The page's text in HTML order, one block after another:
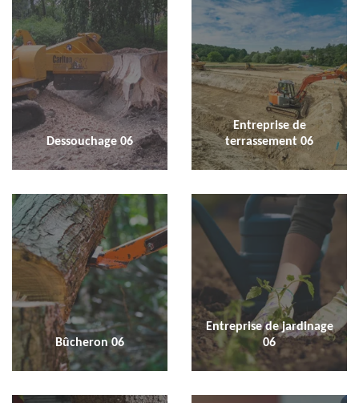
Dessouchage 06
Entreprise de
terrassement 06
Bûcheron 06
Entreprise de jardinage
06